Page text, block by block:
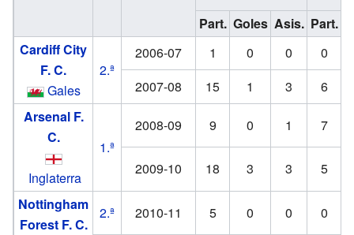
Part. Goles Asis. Part.
Cardiff City
F. C.
Gales
2.ª
2006-07 1 0 0
0
2007-08
15 1 3
6
Arsenal F.
C.
Inglaterra
1.ª
2008-09 9 0 1 7
2009-10 18 3 3
5
Nottingham
Forest F. C.
2.ª 2010-11 5 0 0 0